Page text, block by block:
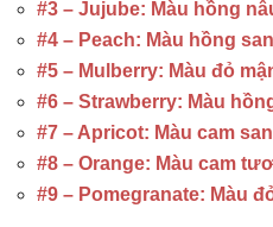
#3 – Jujube: Màu hồng
#4 – Peach: Màu hồng
#5 – Mulberry: Màu đỏ
#6 – Strawberry: Màu
#7 – Apricot: Màu cam
#8 – Orange: Màu cam
#9 – Pomegranate: Màu